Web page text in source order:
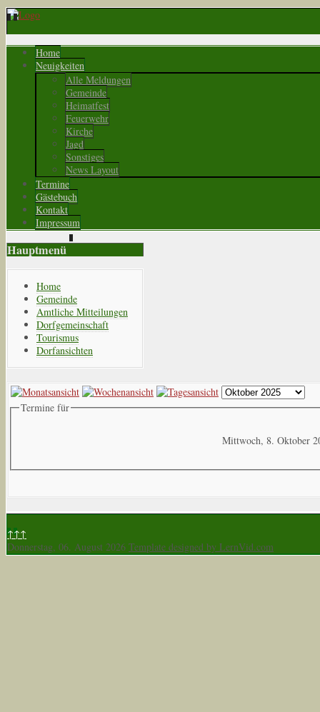
Home
Neuigkeiten
Alle Meldungen
Gemeinde
Heimatfest
Feuerwehr
Kirche
Jagd
Sonstiges
News Layout
Termine
Gästebuch
Kontakt
Impressum
Hauptmenü
Home
Gemeinde
Amtliche Mitteilungen
Dorfgemeinschaft
Tourismus
Dorfansichten
Termine für
Mittwoch, 8. Oktober
↑↑↑
Donnerstag, 06. August 2026 Template designed by LernVid.com